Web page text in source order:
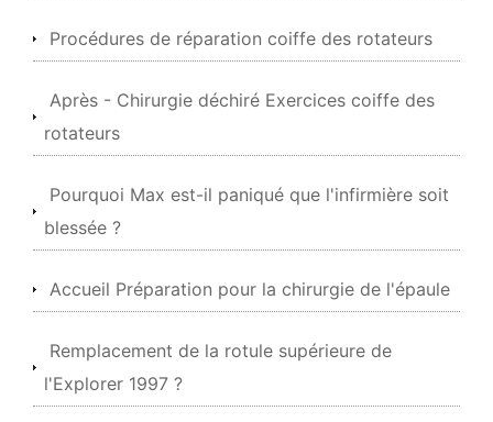
Procédures de réparation coiffe des rotateurs
Après - Chirurgie déchiré Exercices coiffe des
rotateurs
Pourquoi Max est-il paniqué que l'infirmière soit
blessée ?
Accueil Préparation pour la chirurgie de l'épaule
Remplacement de la rotule supérieure de
l'Explorer 1997 ?